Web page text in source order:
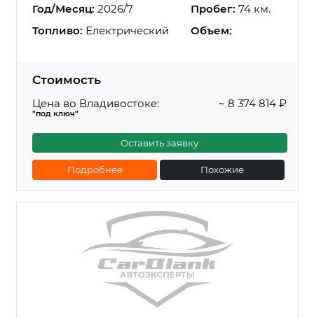
Год/Месяц: 2026/7 Пробег: 74 км.
Топливо: Електрический Объем:
Стоимость
Цена во Владивостоке:
"под ключ"
~ 8 374 814 ₽
Оставить заявку
Подробнее Похожие